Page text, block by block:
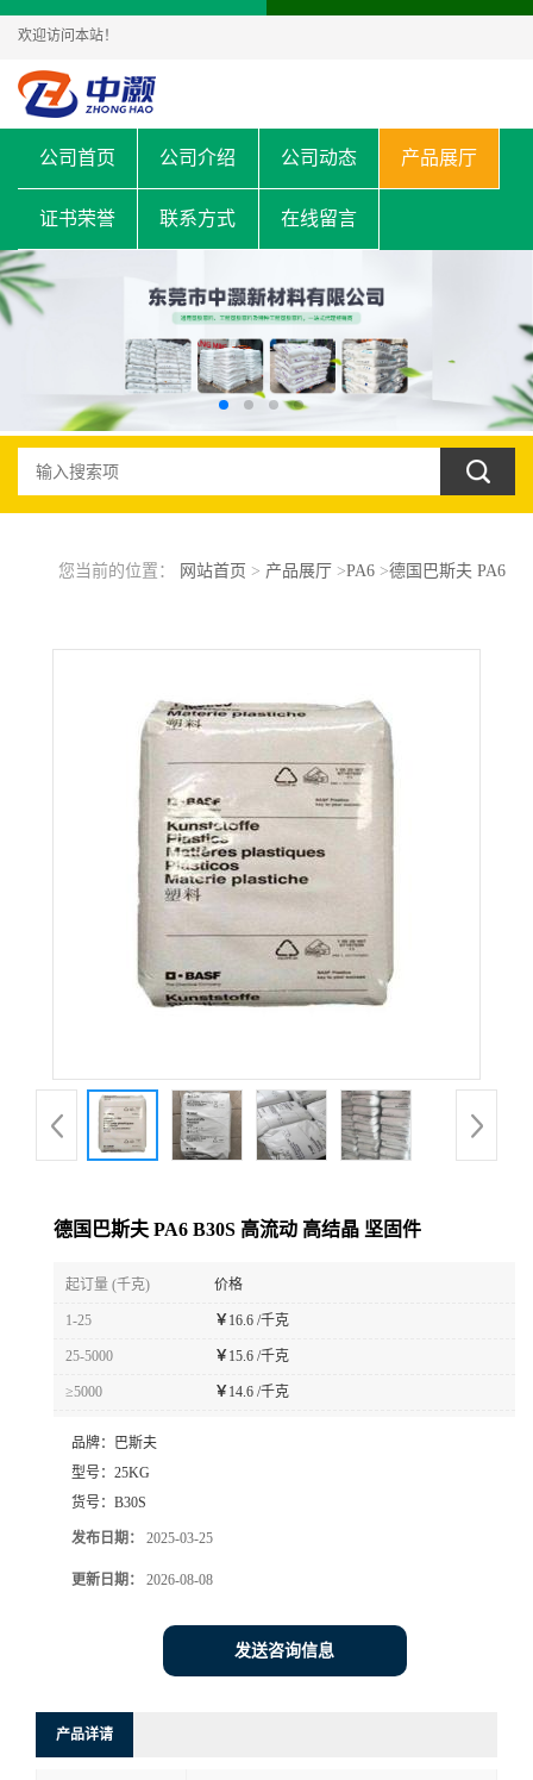
欢迎访问本站！
公司首页 公司介绍 公司动态 产品展厅
证书荣誉 联系方式 在线留言
您当前的位置： 网站首页 > 产品展厅>PA6>德国巴斯夫 PA6
德国巴斯夫 PA6 B30S 高流动 高结晶 坚固件
起订量 (千克) 价格
1-25 ￥16.6 /千克
25-5000 ￥15.6 /千克
≥5000 ￥14.6 /千克
品牌：
巴斯夫
型号： 25KG
货号： B30S
发布日期： 2025-03-25
更新日期： 2026-08-08
发送咨询信息
产品详请